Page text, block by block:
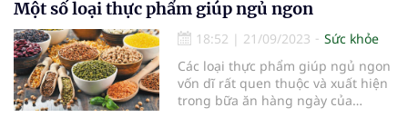
Một số loại thực phẩm giúp ngủ ngon
18:52 | 21/09/2023
Sức khỏe
Các loại thực phẩm giúp ngủ ngon
vốn dĩ rất quen thuộc và xuất hiện
trong bữa ăn hàng ngày của